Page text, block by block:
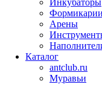
Инкубаторы
Формикарии
Арены
Каталог
antclub.ru
Муравьи